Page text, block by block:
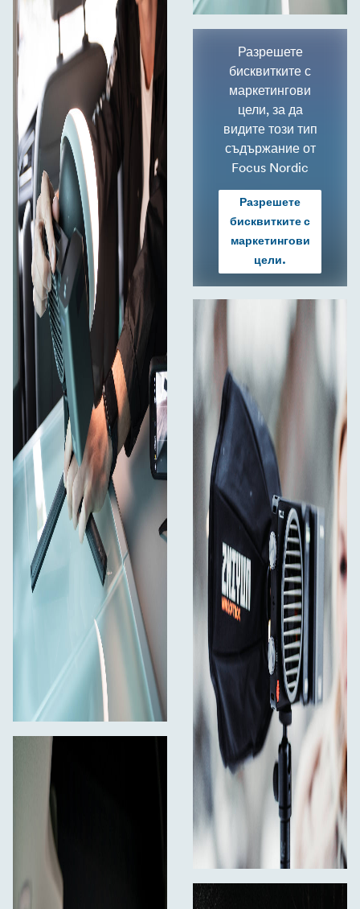
Разрешете
бисквитките с
маркетингови
цели, за да
видите този тип
съдържание от
Focus Nordic
Разрешете
бисквитките с
маркетингови
цели.